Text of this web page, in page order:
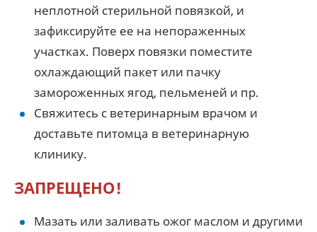
неплотной стерильной повязкой, и
зафиксируйте ее на непораженных
участках. Поверх повязки поместите
охлаждающий пакет или пачку
замороженных ягод, пельменей и пр.
Свяжитесь с ветеринарным врачом и
доставьте питомца в ветеринарную
клинику.
ЗАПРЕЩЕНО!
Мазать или заливать ожог маслом и другими